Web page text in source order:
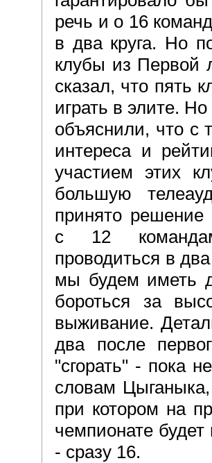
речь и о 16
в два круга. Но
клубы из Первой
сказал, что пять
играть в элите.
объяснили, что с
интереса и
участием этих
большую
принято решение
с 12
проводиться в
мы будем иметь
бороться за
выживание.
два после
"сгорать" - пока
словам Цыганыка,
при котором на
чемпионате
- сразу 16.